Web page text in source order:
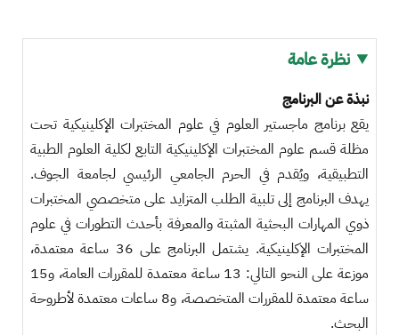
نظرة عامة
نبذة عن البرنامج
يقع برنامج ماجستير العلوم في علوم المختبرات الإكلينيكية تحت
مظلة قسم علوم المختبرات الإكلينيكية التابع لكلية العلوم الطبية
التطبيقية، ويُقدم في الحرم الجامعي الرئيسي لجامعة الجوف.
يهدف البرنامج إلى تلبية الطلب المتزايد على متخصصي المختبرات
ذوي المهارات البحثية المثبتة والمعرفة بأحدث التطورات في علوم
المختبرات الإكلينيكية. يشتمل البرنامج على 36 ساعة معتمدة،
موزعة على النحو التالي: 13 ساعة معتمدة للمقررات العامة، و15
ساعة معتمدة للمقررات المتخصصة، و8 ساعات معتمدة لأطروحة
البحث.